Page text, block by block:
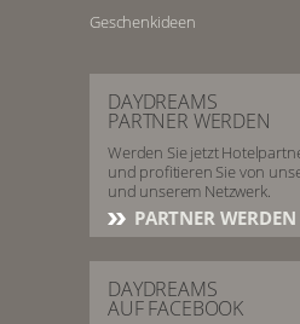
Geschenkideen
DAYDREAMS
PARTNER WERDEN
Werden Sie jetzt
und profitieren Sie von
und unserem Netzwerk.
PARTNER WERDEN
DAYDREAMS
AUF FACEBOOK